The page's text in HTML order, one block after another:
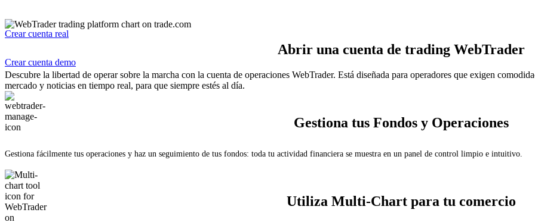
Sin descargas | Acceso rápido | Directamente desde tu navegador.
Crear cuenta real
Crear cuenta demo
Abrir una cuenta de trading WebTrader
Descubre la libertad de operar sobre la marcha con la cuenta de operaciones WebTrader. Está diseñada para operadores que exigen
mercado y noticias en tiempo real, para que siempre estés al día.
Gestiona tus Fondos y Operaciones
Gestiona fácilmente tus operaciones y haz un seguimiento de tus fondos: toda tu actividad financiera se muestra en un panel de control limpio e intuitivo.
Utiliza Multi-Chart para tu comercio